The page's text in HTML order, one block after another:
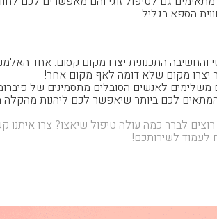
הספא בגליל.
והחשיבה התכנונית יצרו מקום קסום. אחד
יצרו מקום שלא דומה לאף מקום אחר!
משלימים לאנשים הסובלים מתסמינים של
לכם ביותר שיאפשר לכם ליהנות מהקלה
רוצים לברר כמה עולה טיפול שיאצו? צרואיתנו
לעמוד לשירותכם!